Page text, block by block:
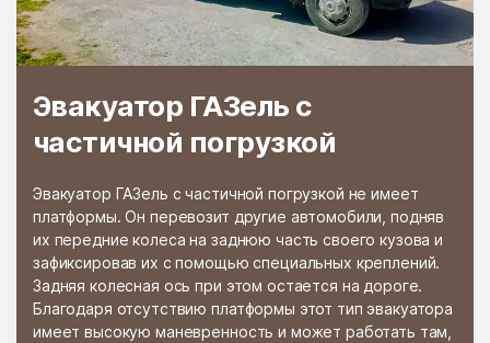
Эвакуатор ГАЗель с
частичной погрузкой
Эвакуатор ГАЗель с частичной погрузкой не имеет
платформы. Он перевозит другие автомобили, подняв
их передние колеса на заднюю часть своего кузова и
зафиксировав их с помощью специальных креплений.
Задняя колесная ось при этом остается на дороге.
Благодаря отсутствию платформы этот тип эвакуатора
имеет высокую маневренность и может работать там,
Редино Реммаш
Реутово Речицы
Решетниково Решоткино
Ржавки Рогачёво
Рождествено Ромашково
Рошаль Руза
Румянцево Рыбное
Рыболово Рылеево